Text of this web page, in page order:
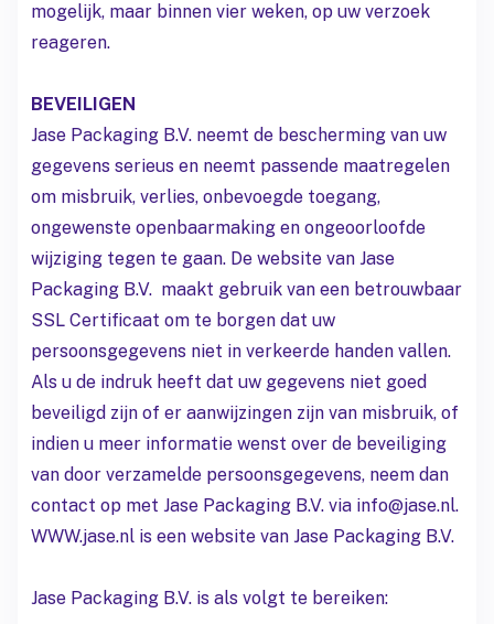
mogelijk, maar binnen vier weken, op uw verzoek
reageren.
BEVEILIGEN
Jase Packaging B.V. neemt de bescherming van uw
gegevens serieus en neemt passende maatregelen
om misbruik, verlies, onbevoegde toegang,
ongewenste openbaarmaking en ongeoorloofde
wijziging tegen te gaan. De website van Jase
Packaging B.V. maakt gebruik van een betrouwbaar
SSL Certificaat om te borgen dat uw
persoonsgegevens niet in verkeerde handen vallen.
Als u de indruk heeft dat uw gegevens niet goed
beveiligd zijn of er aanwijzingen zijn van misbruik, of
indien u meer informatie wenst over de beveiliging
van door verzamelde persoonsgegevens, neem dan
contact op met Jase Packaging B.V. via info@jase.nl.
WWW.jase.nl is een website van Jase Packaging B.V.
Jase Packaging B.V. is als volgt te bereiken: